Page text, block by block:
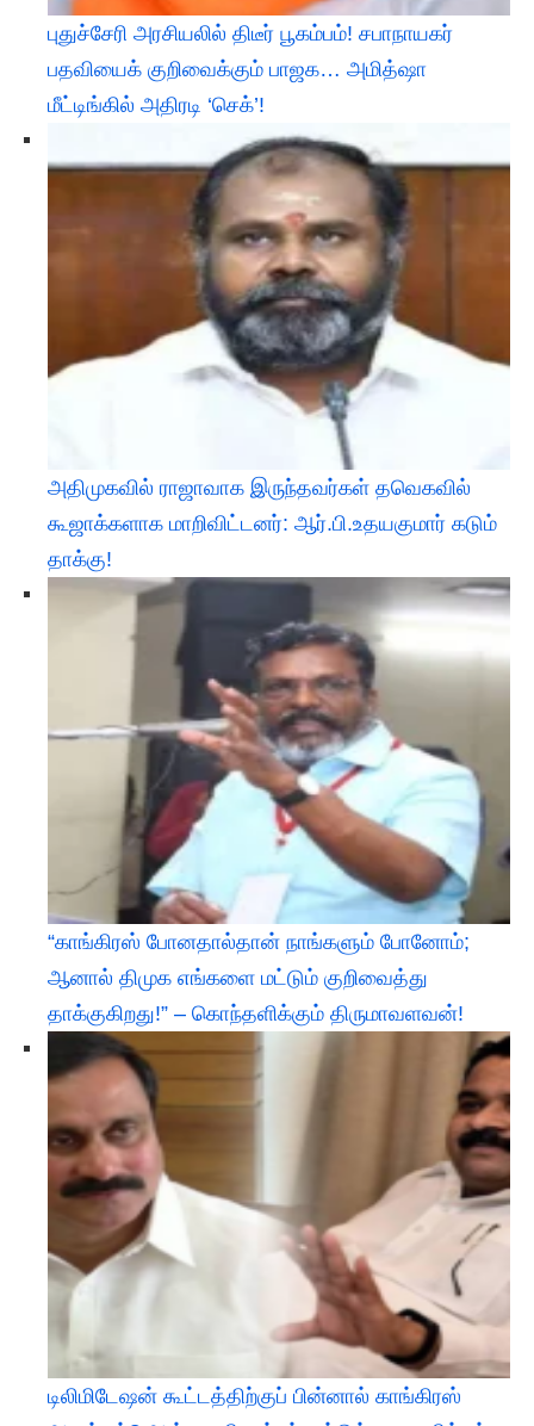
புதுச்சேரி அரசியலில் திடீர் பூகம்பம்! சபாநாயகர்
பதவியைக் குறிவைக்கும் பாஜக… அமித்ஷா
மீட்டிங்கில் அதிரடி ‘செக்’!
அதிமுகவில் ராஜாவாக இருந்தவர்கள் தவெகவில்
கூஜாக்களாக மாறிவிட்டனர்: ஆர்.பி.உதயகுமார் கடும்
தாக்கு!
“காங்கிரஸ் போனதால்தான் நாங்களும் போனோம்;
ஆனால் திமுக எங்களை மட்டும் குறிவைத்து
தாக்குகிறது!” – கொந்தளிக்கும் திருமாவளவன்!
டிலிமிடேஷன் கூட்டத்திற்குப் பின்னால் காங்கிரஸ்